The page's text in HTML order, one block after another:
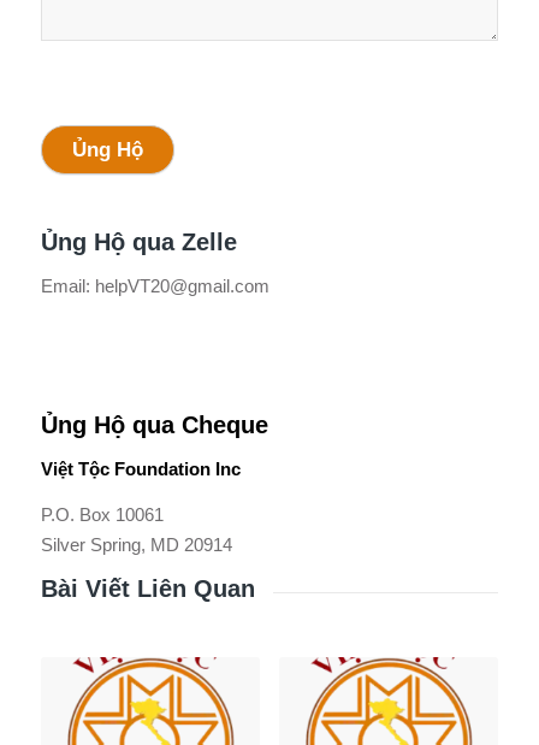
Ủng Hộ
Ủng Hộ qua Zelle
Email: helpVT20@gmail.com
Ủng Hộ qua Cheque
Việt Tộc Foundation Inc
P.O. Box 10061
Silver Spring, MD 20914
Bài Viết Liên Quan